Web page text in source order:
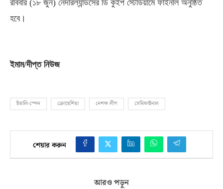
রবিবার (১৮ জুন) নেদারল্যান্ডসের ডি কুইপ স্টেডিয়ামে ফাইনাল অনুষ্ঠিত
হবে।
ইমাম/দীপ্ত নিউজ
ইতালি-স্পেন ক্রোয়েশিয়া নেশন্স লীগ সেমিফাইনাল
শেয়ার করুন
আরও পড়ুন